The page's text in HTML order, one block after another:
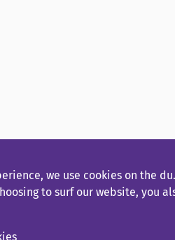
we use cookies on the
to surf our website, you